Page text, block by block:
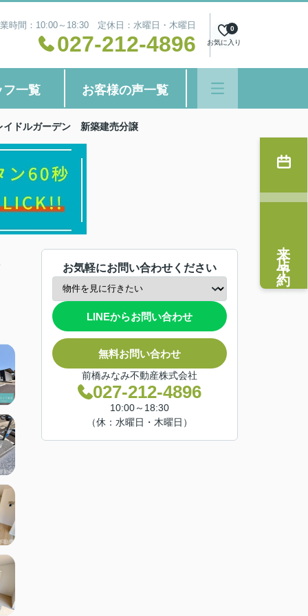
時間：10:00～18:30 定休日：水曜日・木曜日
027-212-4896 お気に入り
0
フ一覧 お客様の声一覧
ドルガーデン 新築建売分譲
お気軽にお問い合わせください
LINEからお問い合わせ
無料お問い合わせ
前橋みなみ不動産株式会社
027-212-4896
10:00～18:30
（休：水曜日・木曜日）
来店予約